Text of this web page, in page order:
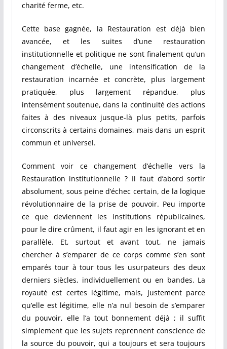
charité ferme, etc.
Cette base gagnée, la Restauration est déjà bien
avancée, et les suites d’une restauration
institutionnelle et politique ne sont finalement qu’un
changement d’échelle, une intensification de la
restauration incarnée et concrète, plus largement
pratiquée, plus largement répandue, plus
intensément soutenue, dans la continuité des actions
faites à des niveaux jusque-là plus petits, parfois
circonscrits à certains domaines, mais dans un esprit
commun et universel.
Comment voir ce changement d’échelle vers la
Restauration institutionnelle ? Il faut d’abord sortir
absolument, sous peine d’échec certain, de la logique
révolutionnaire de la prise de pouvoir. Peu importe
ce que deviennent les institutions républicaines,
pour le dire crûment, il faut agir en les ignorant et en
parallèle. Et, surtout et avant tout, ne jamais
chercher à s’emparer de ce corps comme s’en sont
emparés tour à tour tous les usurpateurs des deux
derniers siècles, individuellement ou en bandes. La
royauté est certes légitime, mais, justement parce
qu’elle est légitime, elle n’a nul besoin de s’emparer
du pouvoir, elle l’a tout bonnement déjà ; il suffit
simplement que les sujets reprennent conscience de
la source du pouvoir, qui a toujours et sera toujours